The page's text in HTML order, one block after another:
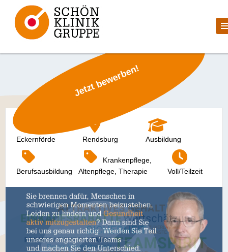
Jetzt bewerben!
Eckernförde Rendsburg Ausbildung
Berufsausbildung
Krankenpflege,
Altenpflege, Therapie
Voll/Teilzeit